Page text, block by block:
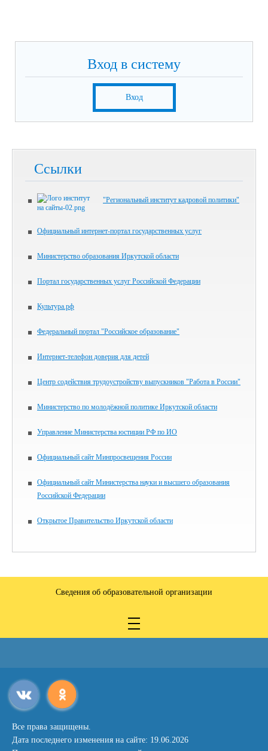
Вход в систему
Вход
Ссылки
"Региональный институт кадровой политики"
Официальный интернет-портал государственных услуг
Министерство образования Иркутской области
Портал государственных услуг Российской Федерации
Культура.рф
Федеральный портал "Российское образование"
Интернет-телефон доверия для детей
Центр содействия трудоустройству выпускников "Работа в России"
Министерство по молодёжной политике Иркутской области
Управление Министерства юстиции РФ по ИО
Официальный сайт Минпросвещения России
Официальный сайт Министерства науки и высшего образования
Российской Федерации
Открытое Правительство Иркутской области
Сведения об образовательной организации
Все права защищены.
Дата последнего изменения на сайте: 19.06.2026